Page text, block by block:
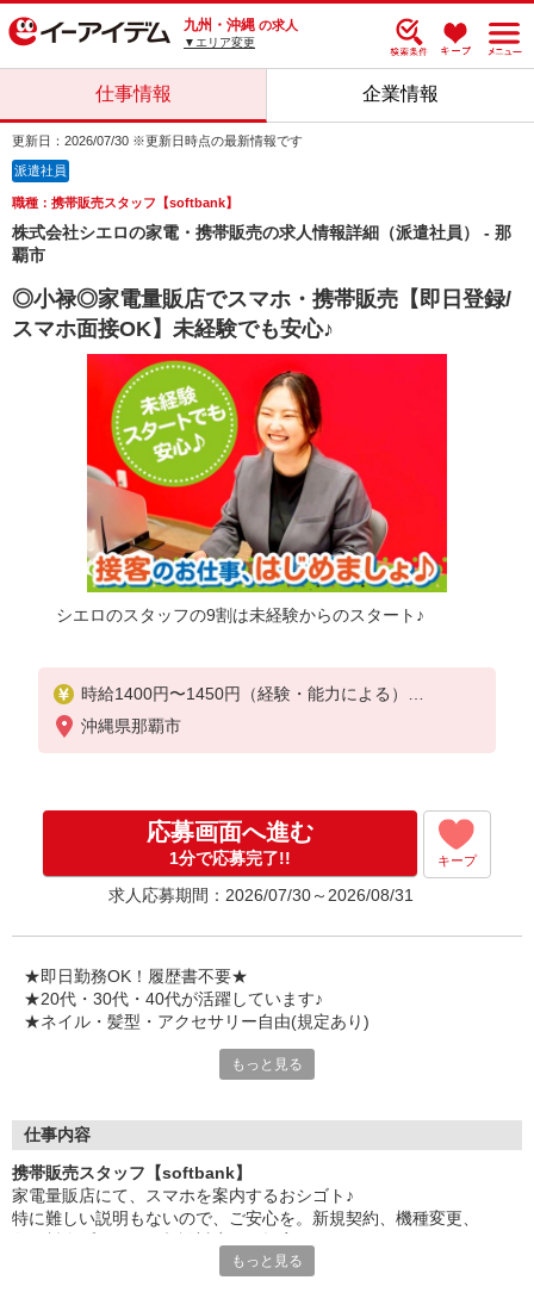
九州・沖縄 の求人
▼エリア変更
仕事情報 企業情報
更新日：2026/07/30 ※更新日時点の最新情報です
派遣社員
職種：携帯販売スタッフ【softbank】
株式会社シエロの家電・携帯販売の求人情報詳細（派遣社員） - 那
覇市
◎小禄◎家電量販店でスマホ・携帯販売【即日登録/
スマホ面接OK】未経験でも安心♪
シエロのスタッフの9割は未経験からのスタート♪
時給1400円〜1450円（経験・能力による）
※残業代支給
★交通費別途支給（規定あり）
入社祝い金10万円支給(規定有)
お友達を紹介頂くと,
インセンティブ支給(規定有)
゜・。○。・゜+゜・。○。・゜+゜
沖縄県那覇市
応募画面へ進む
1分で応募完了!! キープ
求人応募期間：2026/07/30～2026/08/31
★即日勤務OK！履歴書不要★
★20代・30代・40代が活躍しています♪
★ネイル・髪型・アクセサリー自由(規定あり)
でも心配ご無用！
お互いに教え合ったり、フォローしあったりする
和気あいあいとした人間関係がある店舗ばかり！
皆で一緒にステップアップしましょう♪
【選べるお仕事いろいろ】
もっと見る
仕事内容
携帯販売スタッフ【softbank】
家電量販店にて、スマホを案内するおシゴト♪
特に難しい説明もないので、ご安心を。新規契約、機種変更、
もっと見る